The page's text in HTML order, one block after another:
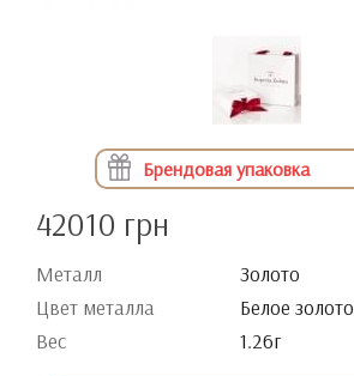
Брендовая упаковка
42010 грн
Металл
Золото
Цвет металла
Белое золото
Вес
1.26г